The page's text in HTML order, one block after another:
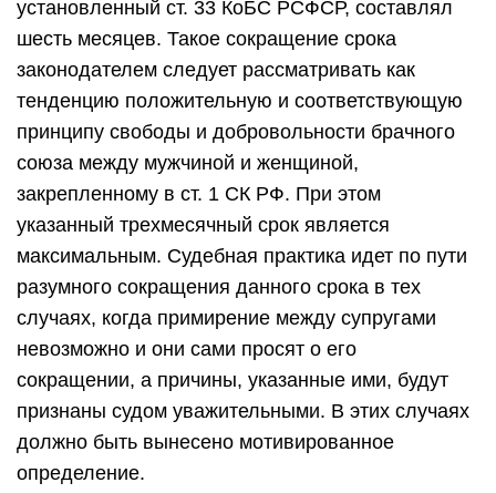
установленный ст. 33 КоБС РСФСР, составлял
шесть месяцев. Такое сокращение срока
законодателем следует рассматривать как
тенденцию положительную и соответствующую
принципу свободы и добровольности брачного
союза между мужчиной и женщиной,
закрепленному в ст. 1 СК РФ. При этом
указанный трехмесячный срок является
максимальным. Судебная практика идет по пути
разумного сокращения данного срока в тех
случаях, когда примирение между супругами
невозможно и они сами просят о его
сокращении, а причины, указанные ими, будут
признаны судом уважительными. В этих случаях
должно быть вынесено мотивированное
определение.